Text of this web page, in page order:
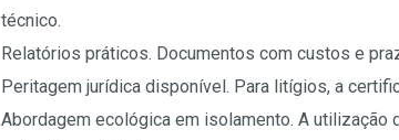
técnico.
Relatórios práticos. Documentos com custos e
Peritagem jurídica disponível. Para litígios, a
Abordagem ecológica em isolamento. A utilização